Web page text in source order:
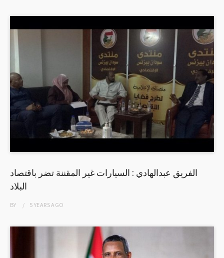
الفريق عبدالهادي : السيارات غير المقننة تضر باقتصاد
البلاد
BY 5 YEARSAGO